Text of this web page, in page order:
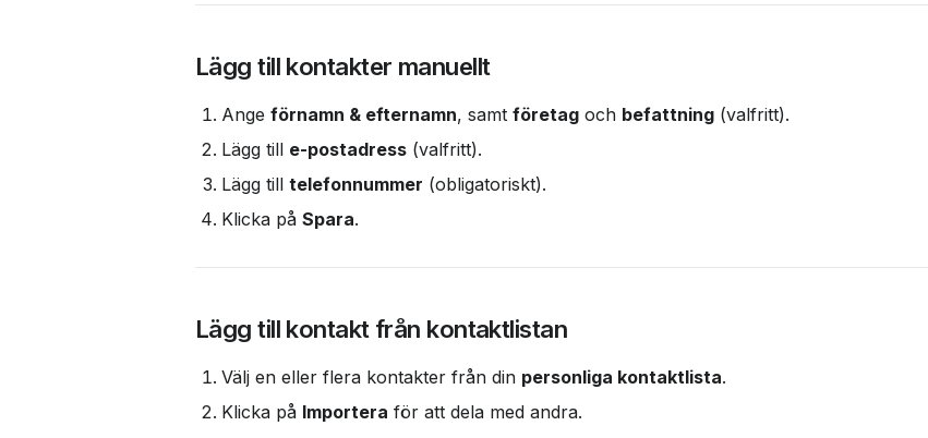
Lägg till kontakter manuellt
Ange förnamn & efternamn, samt företag och befattning (valfritt).
Lägg till e-postadress (valfritt).
Lägg till telefonnummer (obligatoriskt).
Klicka på Spara.
Lägg till kontakt från kontaktlistan
Välj en eller flera kontakter från din personliga kontaktlista.
Klicka på Importera för att dela med andra.